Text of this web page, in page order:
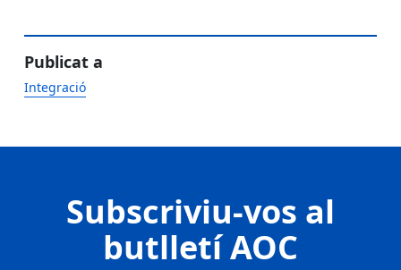
Publicat a
Integració
Subscriviu-vos al
butlletí AOC